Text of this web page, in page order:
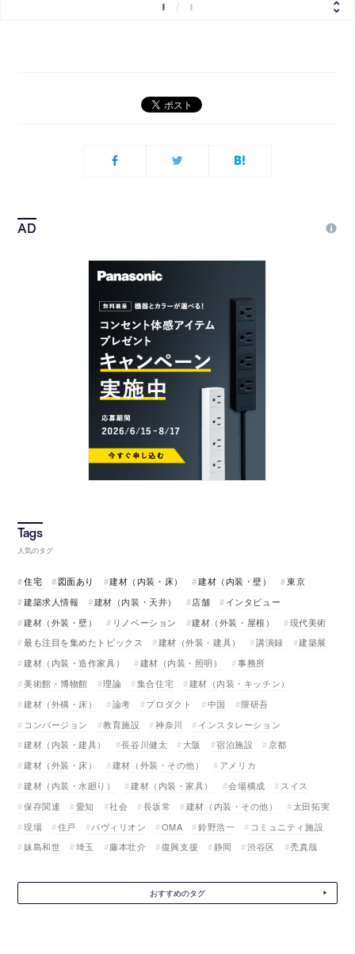
1 1
人気のタグ
住宅 図面あり 建材（内装・床） 建材（内装・壁）
東京
建築求人情報
建材（内装・天井） 店舗
インタビュー
建材（外装・壁）
リノベーション 建材（外装・屋根）
現代美術
最も注目を集めたトピックス
建材（外装・建具） 講演録
建築展
建材（内装・造作家具）
建材（内装・照明）
事務所
美術館・博物館
理論 集合住宅
建材（内装・キッチン）
建材（外構・床）
論考 プロダクト 中国
隈研吾
コンバージョン
教育施設 神奈川
インスタレーション
建材（内装・建具）
長谷川健太 大阪 宿泊施設
京都
建材（外装・床）
建材（外装・その他）
アメリカ
建材（内装・水廻り）
建材（内装・家具） 会場構成
スイス
保存関連
愛知 社会 長坂常 建材（内装・その他）
太田拓実
現場
住戸 パヴィリオン OMA 鈴野浩一
コミュニティ施設
妹島和世
埼玉 藤本壮介 復興支援 静岡 渋谷区 禿真哉
おすすめのタグ